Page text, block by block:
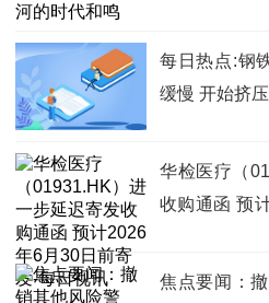
每日热点:钢
缓慢 开始挤
华检医疗（
收购通函 预
焦点要闻：